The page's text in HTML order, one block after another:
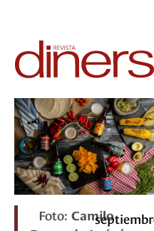
Foto: Camilo